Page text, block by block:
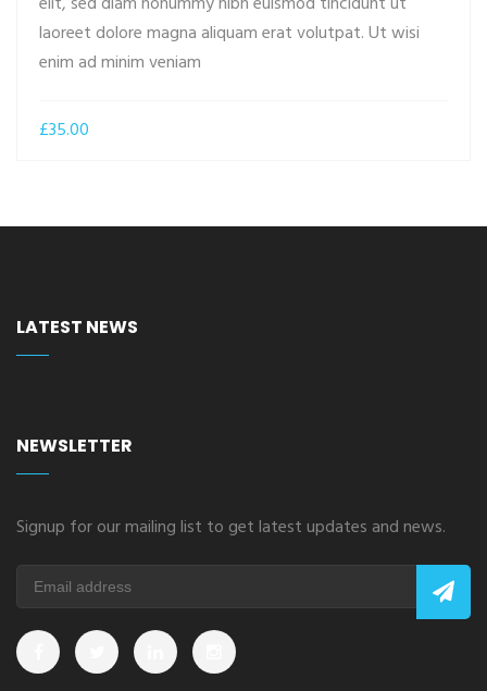
laoreet dolore magna aliquam erat volutpat. Ut wisi
enim ad minim veniam
£35.00
LATEST NEWS
NEWSLETTER
Signup for our mailing list to get latest updates and news.